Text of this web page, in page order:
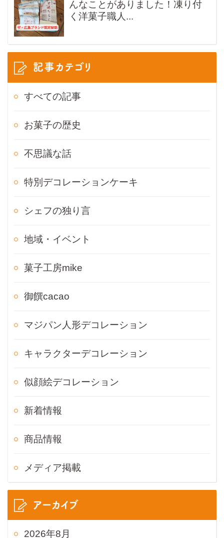
んなことがありました！凍り付
く洋菓子職人...
記事カテゴリ
すべての記事
お菓子の歴史
不思議な話
特別デコレーションケーキ
シェフの独り言
地域・イベント
菓子工房mike
御饌cacao
マジパン人形デコレーション
キャラクターデコレーション
似顔絵デコレーション
新着情報
商品情報
メディア掲載
アーカイブ
2026年8月